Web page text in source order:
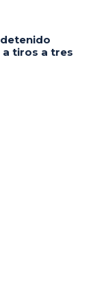
tiros a tres